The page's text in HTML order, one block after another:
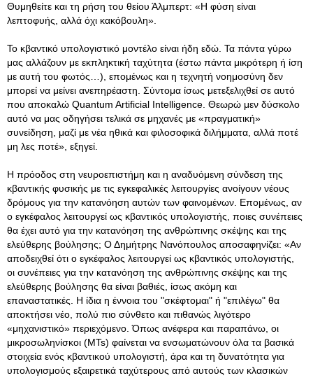
Θυμηθείτε και τη ρήση του θείου Άλμπερτ: «Η φύση είναι
λεπτοφυής, αλλά όχι κακόβουλη».
Το κβαντικό υπολογιστικό μοντέλο είναι ήδη εδώ. Τα πάντα γύρω
μας αλλάζουν με εκπληκτική ταχύτητα (έστω πάντα μικρότερη ή ίση
με αυτή του φωτός…), επομένως και η τεχνητή νοημοσύνη δεν
μπορεί να μείνει ανεπηρέαστη. Σύντομα ίσως μετεξελιχθεί σε αυτό
που αποκαλώ Quantum Artificial Intelligence. Θεωρώ μεν δύσκολο
αυτό να μας οδηγήσει τελικά σε μηχανές με «πραγματική»
συνείδηση, μαζί με νέα ηθικά και φιλοσοφικά διλήμματα, αλλά ποτέ
μη λες ποτέ», εξηγεί.
Η πρόοδος στη νευροεπιστήμη και η αναδυόμενη σύνδεση της
κβαντικής φυσικής με τις εγκεφαλικές λειτουργίες ανοίγουν νέους
δρόμους για την κατανόηση αυτών των φαινομένων. Επομένως, αν
ο εγκέφαλος λειτουργεί ως κβαντικός υπολογιστής, ποιες συνέπειες
θα έχει αυτό για την κατανόηση της ανθρώπινης σκέψης και της
ελεύθερης βούλησης; Ο Δημήτρης Νανόπουλος αποσαφηνίζει: «Αν
αποδειχθεί ότι ο εγκέφαλος λειτουργεί ως κβαντικός υπολογιστής,
οι συνέπειες για την κατανόηση της ανθρώπινης σκέψης και της
ελεύθερης βούλησης θα είναι βαθιές, ίσως ακόμη και
επαναστατικές. Η ίδια η έννοια του "σκέφτομαι" ή "επιλέγω" θα
αποκτήσει νέο, πολύ πιο σύνθετο και πιθανώς λιγότερο
«μηχανιστικό» περιεχόμενο. Όπως ανέφερα και παραπάνω, οι
μικροσωληνίσκοι (MTs) φαίνεται να ενσωματώνουν όλα τα βασικά
στοιχεία ενός κβαντικού υπολογιστή, άρα και τη δυνατότητα για
υπολογισμούς εξαιρετικά ταχύτερους από αυτούς των κλασικών